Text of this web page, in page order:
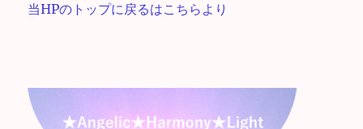
当HPのトップに戻るはこちらより